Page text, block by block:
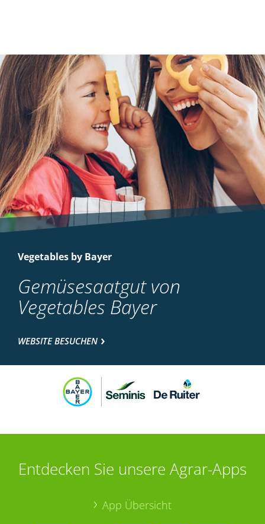
Vegetables by Bayer
Gemüsesaatgut von
Vegetables Bayer
WEBSITE BESUCHEN
Entdecken Sie unsere Agrar-Apps
App Übersicht